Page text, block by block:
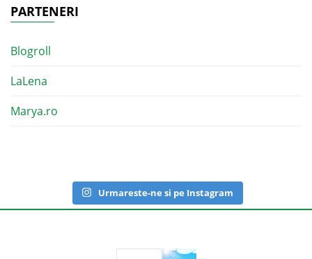
PARTENERI
Blogroll
LaLena
Marya.ro
Urmareste-ne si pe Instagram